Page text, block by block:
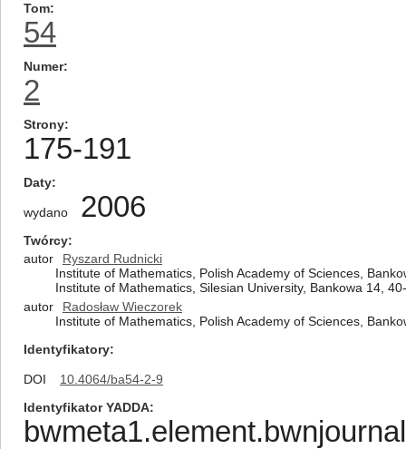
Tom
54
Numer
2
Strony
175-191
Daty
wydano 2006
Twórcy
autor
Ryszard Rudnicki
Institute of Mathematics, Polish Academy of Sciences,
Institute of Mathematics, Silesian University, Bankowa 14,
autor
Radosław Wieczorek
Institute of Mathematics, Polish Academy of Sciences,
Identyfikatory
DOI
10.4064/ba54-2-9
Identyfikator YADDA